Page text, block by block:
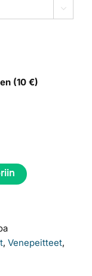

(10 €)
, Venepeitteet,